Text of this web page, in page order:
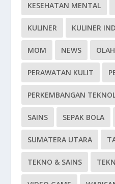
KESEHATAN MENTAL
KULINER KULINER
MOM NEWS
PERAWATAN KULIT
PERKEMBANGAN
SAINS SEPAK BOLA
SUMATERA UTARA
TEKNO & SAINS